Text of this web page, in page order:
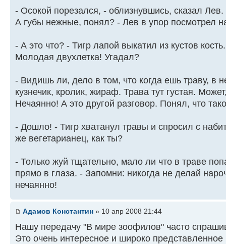
- Осокой порезался, - облизнувшись, сказал
А губы нежные, понял? - Лев в упор посмотрел
- А это что? - Тигр лапой выкатил из кустов
Молодая двухлетка! Угадал?
- Видишь ли, дело в том, что когда ешь траву, в
кузнечик, кролик, жираф. Трава тут густая.
Нечаянно! А это другой разговор. Понял, что
- Дошло! - Тигр хватанул травы и спросил с
же вегетарианец, как ты?
- Только жуй тщательно, мало ли что в траве
прямо в глаза. - Запомни: никогда не делай
нечаянно!
Адамов Константин » 10 апр 2008 21:44
Нашу передачу "В мире зоофилов" часто
Это очень интересное и широко